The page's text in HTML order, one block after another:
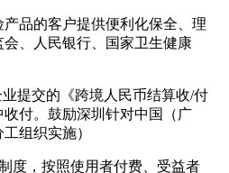
品的客户提供便利化保全、理
、人民银行、国家卫生健康
提交的《跨境人民币结算收/付
付。鼓励深圳针对中国（广
组织实施）
度，按照使用者付费、受益者